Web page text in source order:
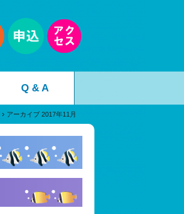
Q & A
アーカイブ 2017年11月